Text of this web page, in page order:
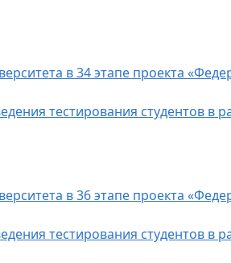
в 34 этапе проекта
тестирования студентов в
в 36 этапе проекта
тестирования студентов в